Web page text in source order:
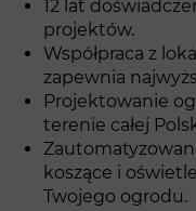
12 lat
projektów.
Współpraca z
zapewnia
Projektowanie
terenie całej
koszące i
Twojego ogrodu.